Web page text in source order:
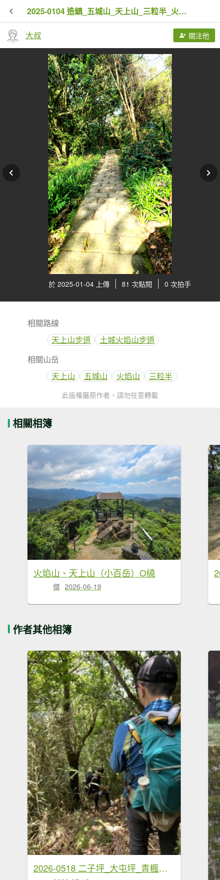
2025-0104 造鎮_五城山_天上山_三粒半_火焰山_慈惠堂_土城大潤發
大叔 關注他
於 2025-01-04 上傳 81 次點閱 0 次拍手
相關路線
天上山步道
土城火焰山步道
相關山岳
天上山
五城山 火焰山 三粒半
此版權屬原作者，請勿任意轉載
相關相簿
火焰山、天上山（小百岳）O繞
傑 2026-06-19
作者其他相簿
2026-0518 二子坪_大屯坪_青楓步道_猴砍水圳步道_橫嶺古道_半嶺水圳_天母圓環